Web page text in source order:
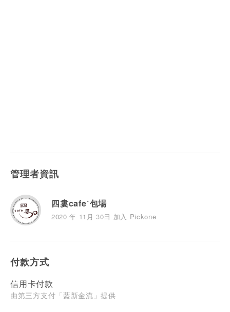
管理者資訊
四婁cafeˊ包場
2020 年 11月 30日 加入 Pickone
付款方式
信用卡付款
由第三方支付「藍新金流」提供